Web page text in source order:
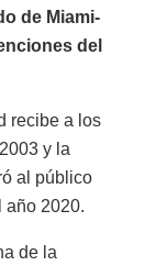
de Miami-
del
recibe a los
y la
al público
año 2020.
de la